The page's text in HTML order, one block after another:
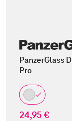
PanzerGlass
Pro
24,95 €